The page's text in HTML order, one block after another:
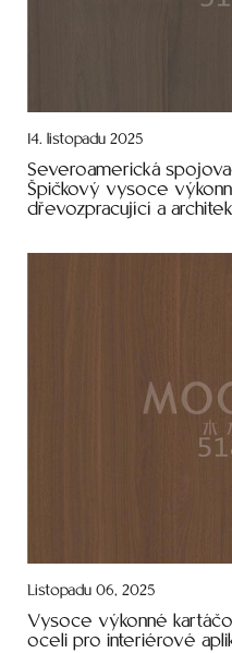
14. listopadu 2025
Severoamerická
Špičkový vysoce
dřevozpracující a
Listopadu 06, 2025
Vysoce výkonné
oceli pro interiérové